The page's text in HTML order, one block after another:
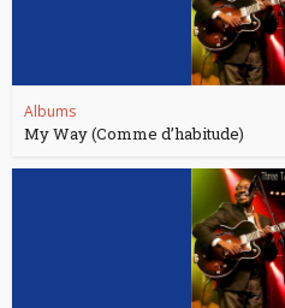
Albums
My Way (Comme d’habitude)